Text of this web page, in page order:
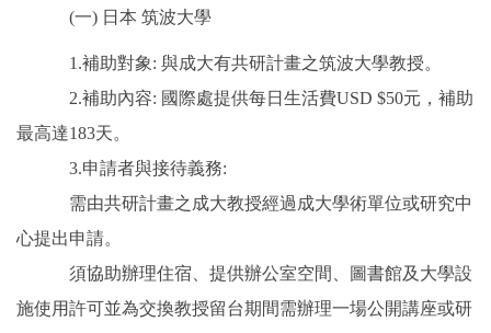
(一) 日本 筑波大學
1.補助對象: 與成大有共研計畫之筑波大學教授。
2.補助內容: 國際處提供每日生活費USD $50元，補助
最高達183天。
3.申請者與接待義務:
需由共研計畫之成大教授經過成大學術單位或研究中
心提出申請。
須協助辦理住宿、提供辦公室空間、圖書館及大學設
施使用許可並為交換教授留台期間需辦理一場公開講座或研